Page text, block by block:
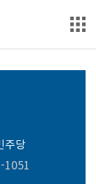
주당
1051